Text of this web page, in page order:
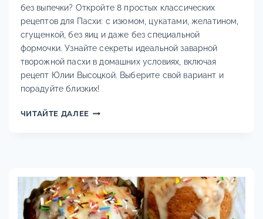
без выпечки? Откройте 8 простых классических
рецептов для Пасхи: с изюмом, цукатами, желатином,
сгущенкой, без яиц и даже без специальной
формочки. Узнайте секреты идеальной заварной
творожной пасхи в домашних условиях, включая
рецепт Юлии Высоцкой. Выберите свой вариант и
порадуйте близких!
ЧИТАЙТЕ ДАЛЕЕПАСХА
РЕЦЕПТОВ
ТВОРОЖНОЙ
ПАСХИ